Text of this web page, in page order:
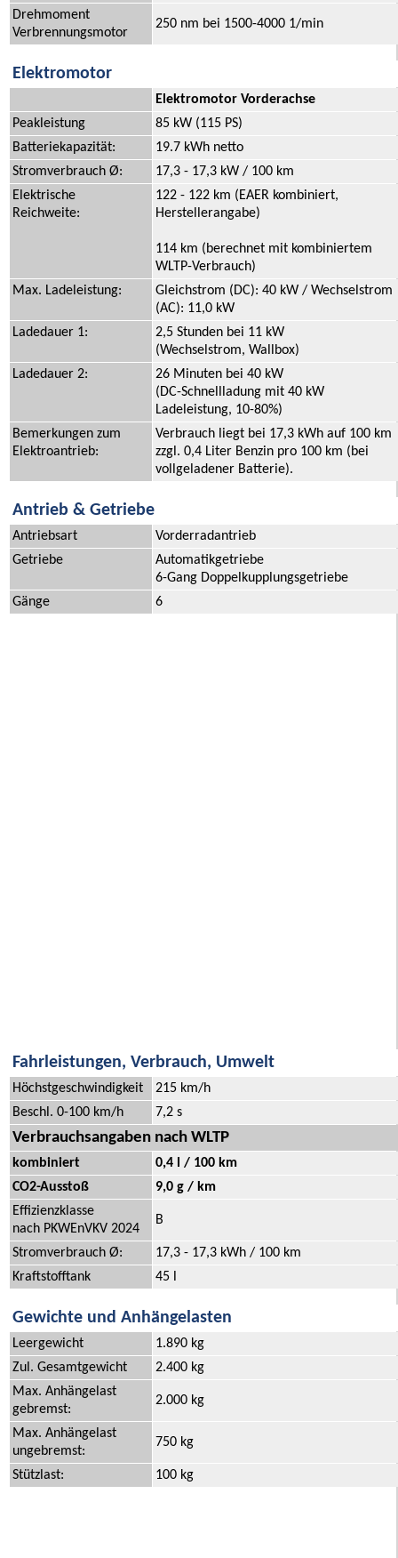
Drehmoment
Verbrennungsmotor
250 nm bei 1500-4000 1/min
Elektromotor
Elektromotor Vorderachse
Peakleistung
85 kW (115 PS)
Batteriekapazität:
19.7 kWh netto
Stromverbrauch Ø:
17,3 - 17,3 kW / 100 km
Elektrische
Reichweite:
122 - 122 km (EAER kombiniert,
Herstellerangabe)
114 km (berechnet mit kombiniertem
WLTP-Verbrauch)
Max. Ladeleistung:
Gleichstrom (DC): 40 kW / Wechselstrom
(AC): 11,0 kW
Ladedauer 1:
2,5 Stunden bei 11 kW
(Wechselstrom, Wallbox)
Ladedauer 2:
26 Minuten bei 40 kW
(DC-Schnellladung mit 40 kW
Ladeleistung, 10-80%)
Bemerkungen zum
Elektroantrieb:
Verbrauch liegt bei 17,3 kWh auf 100 km
zzgl. 0,4 Liter Benzin pro 100 km (bei
vollgeladener Batterie).
Antrieb & Getriebe
Antriebsart
Vorderradantrieb
Getriebe
Automatikgetriebe
6-Gang Doppelkupplungsgetriebe
Gänge
6
Fahrleistungen, Verbrauch, Umwelt
Höchstgeschwindigkeit
215 km/h
Beschl. 0-100 km/h
7,2 s
Verbrauchsangaben nach WLTP
kombiniert
0,4 l / 100 km
CO2-Ausstoß
9,0 g / km
Effizienzklasse
nach PKWEnVKV 2024
B
Stromverbrauch Ø:
17,3 - 17,3 kWh / 100 km
Kraftstofftank
45 l
Gewichte und Anhängelasten
Leergewicht
1.890 kg
Zul. Gesamtgewicht
2.400 kg
Max. Anhängelast
gebremst:
2.000 kg
Max. Anhängelast
ungebremst:
750 kg
Stützlast: 100 kg